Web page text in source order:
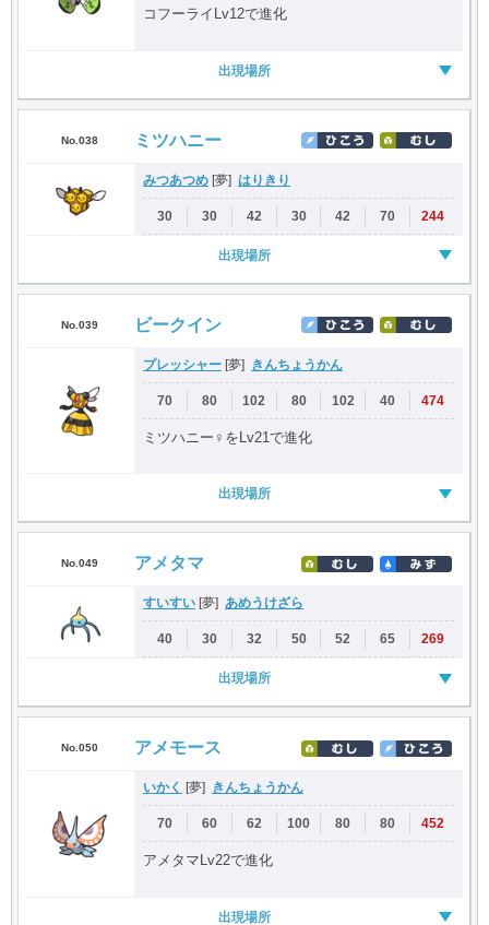
コフーライLv12で進化
出現場所
No.038 ミツハニー
みつあつめ [夢] はりきり
30 30 42 30 42 70 244
出現場所
No.039 ビークイン
プレッシャー [夢] きんちょうかん
70 80 102 80 102 40 474
ミツハニー♀をLv21で進化
出現場所
No.049 アメタマ
すいすい [夢] あめうけざら
40 30 32 50 52 65 269
出現場所
No.050 アメモース
いかく [夢] きんちょうかん
70 60 62 100 80 80 452
アメタマLv22で進化
出現場所